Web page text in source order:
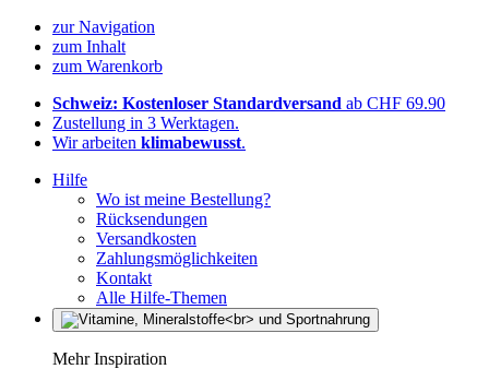
zur Navigation
zum Inhalt
zum Warenkorb
Schweiz: Kostenloser Standardversand ab CHF 69.90
Zustellung in 3 Werktagen.
Wir arbeiten klimabewusst.
Hilfe
Wo ist meine Bestellung?
Rücksendungen
Versandkosten
Zahlungsmöglichkeiten
Kontakt
Alle Hilfe-Themen
Mehr Inspiration